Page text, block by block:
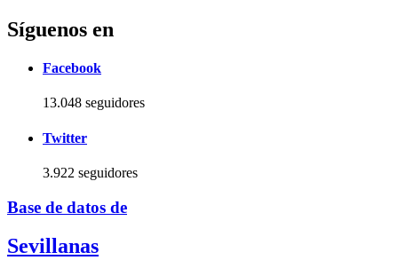
Síguenos en
Facebook
13.048 seguidores
Twitter
3.922 seguidores
Base de datos de
Sevillanas